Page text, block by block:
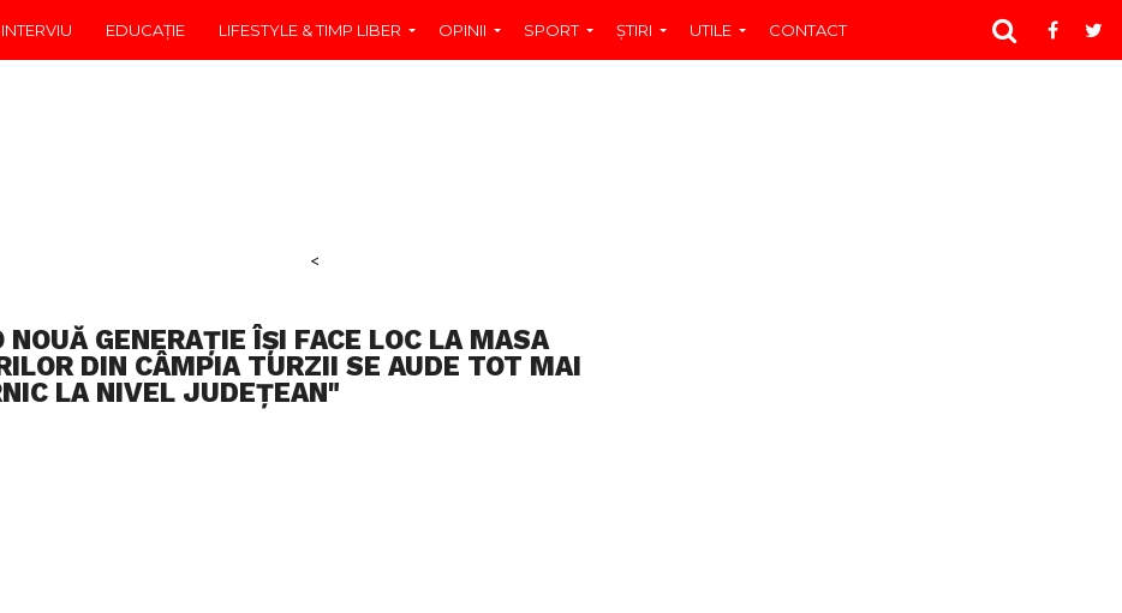
INTERVIU EDUCAŢIE LIFESTYLE & TIMP LIBER OPINII SPORT ŞTIRI UTILE CONTACT
<
GENERAȚIE ÎȘI FACE LOC LA MASA
DIN CÂMPIA TURZII SE AUDE TOT MAI
LA NIVEL JUDEȚEAN"